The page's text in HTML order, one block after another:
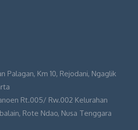
Palagan, Km 10, Rejodani, Ngaglik
Rt.005/ Rw.002 Kelurahan
Rote Ndao, Nusa Tenggara